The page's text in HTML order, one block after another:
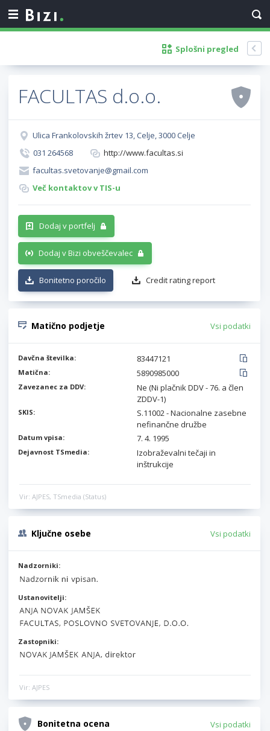
Splošni pregled
FACULTAS d.o.o.
Ulica Frankolovskih žrtev 13, Celje, 3000 Celje
031 264568
http://www.facultas.si
facultas.svetovanje@gmail.com
Več kontaktov v TIS-u
Dodaj v portfelj
Dodaj v Bizi obveščevalec
Bonitetno poročilo Credit rating report
Matično podjetje Vsi podatki
Davčna številka: 83447121
Matična: 5890985000
Zavezanec za DDV:
Ne (Ni plačnik DDV - 76. a člen
ZDDV-1)
SKIS:
S.11002 - Nacionalne zasebne
nefinančne družbe
Datum vpisa: 7. 4. 1995
Dejavnost TSmedia:
Izobraževalni tečaji in
inštrukcije
Vir: AJPES, TSmedia (Status)
Ključne osebe Vsi podatki
Nadzorniki:
Ustanovitelji:
Zastopniki:
Vir: AJPES
Bonitetna ocena Vsi podatki